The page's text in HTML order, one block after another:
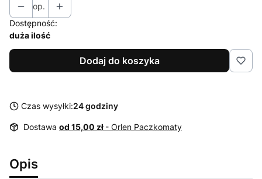
op.
Dostępność:
duża ilość
Dodaj do koszyka
Czas wysyłki:24 godziny
Dostawa od 15,00 zł - Orlen Paczkomaty
Opis